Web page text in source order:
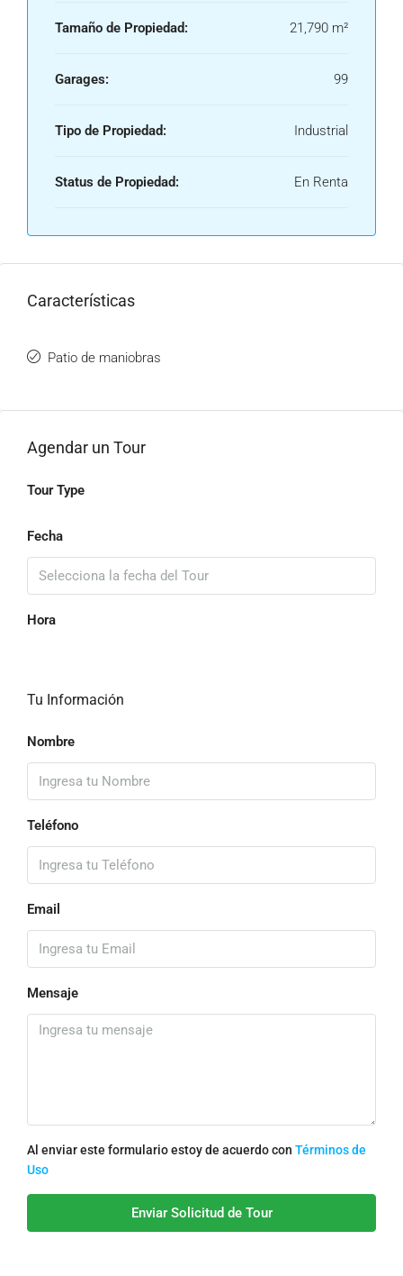
Tamaño de Propiedad: 21,790 m²
Garages: 99
Tipo de Propiedad: Industrial
Status de Propiedad: En Renta
Características
Patio de maniobras
Agendar un Tour
Tour Type
Fecha
Hora
Tu Información
Nombre
Teléfono
Email
Mensaje
Al enviar este formulario estoy de acuerdo con Términos de
Uso
Enviar Solicitud de Tour